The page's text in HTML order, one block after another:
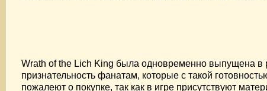
Wrath of the Lich King была одновременно выпущена
признательность фанатам, которые с такой
пожалеют о покупке, так как в игре присутствуют